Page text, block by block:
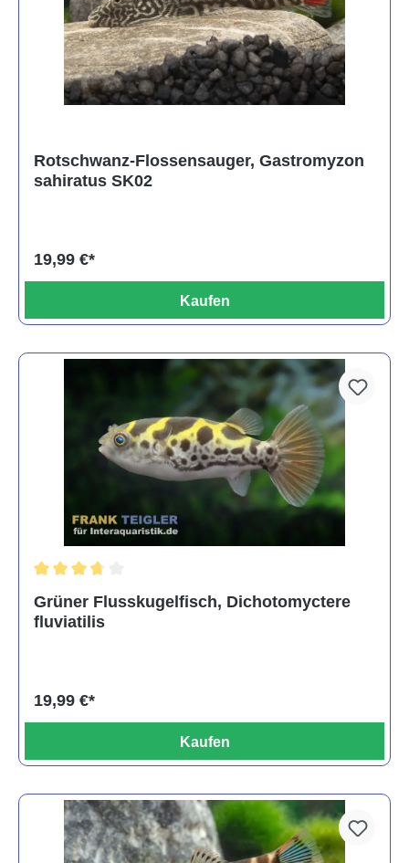
Rotschwanz-Flossensauger, Gastromyzon
sahiratus SK02
19,99 €*
Kaufen
Grüner Flusskugelfisch, Dichotomyctere
fluviatilis
19,99 €*
Kaufen